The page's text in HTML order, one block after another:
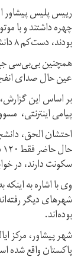
رییس پلیس پیشاور
چهره داشتند و با
بودند، دست‌کم ۸ دانشجو و یکی از کارمندان این دانشگاه کشته شدند.
همچنین بی‌بی‌سی
عین حال صدای
بر اساس این
پیامی اینترنتی،
احتشان الحق،
سکونت دارند، در
وی با اشاره به
شهرهای دیگر
بوده‌اند.
شهر پیشاور، مرکز
پاکستان واقع شده